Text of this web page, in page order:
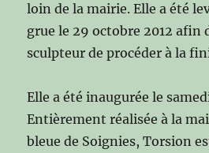
loin de la mairie. Elle a été
grue le 29 octobre 2012 afin
sculpteur de procéder à la
Elle a été inaugurée le
Entièrement réalisée à la
bleue de Soignies, Torsion